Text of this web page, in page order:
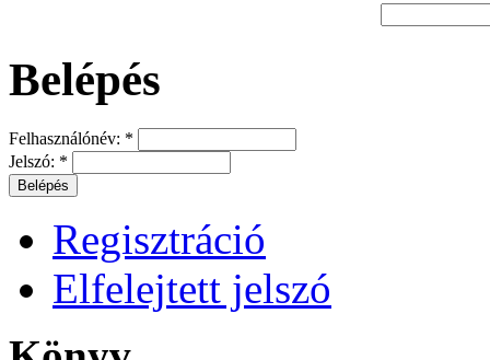
Belépés
Felhasználónév: *
Jelszó: *
Regisztráció
Elfelejtett jelszó